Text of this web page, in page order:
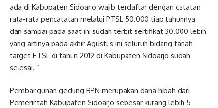
ada di Kabupaten Sidoarjo wajib terdaftar dengan catatan
rata-rata pencatatan melalui PTSL 50.000 tiap tahunnya
dan sampai pada saat ini sudah terbit sertifikat 30.000 lebih
yang artinya pada akhir Agustus ini seluruh bidang tanah
target PTSL di tahun 2019 di Kabupaten Sidoarjo sudah
selesai. ”
Pembangunan gedung BPN merupakan dana hibah dari
Pemerintah Kabupaten Sidoarjo sebesar kurang lebih 5